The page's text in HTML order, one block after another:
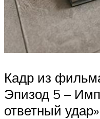
Кадр из
Эпизод 5 –
ответный удар»